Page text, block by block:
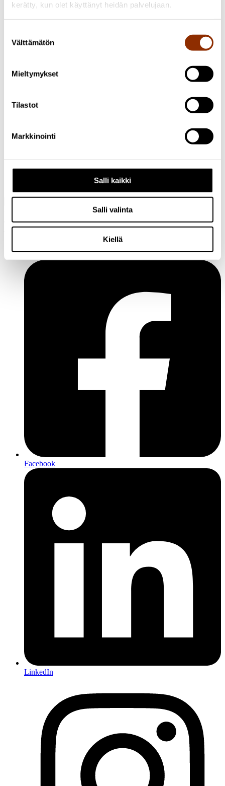
kerätty, kun olet käyttänyt heidän palvelujaan.
valinta
Välttämätön
Mieltymykset
Tilastot
Markkinointi
Salli kaikki
Salli valinta
Kiellä
tavoitteena on tarkastella, miten kulttuurituottajia on
koulutettu, miten valmistuneet ovat sijoittuneet työelämään
hetkellä tarvitaan. Lisäksi selvityksessä tarkastellaan erilaisia
osaamisen kehittämisen tapoja sekä sitä, miten oppiminen ja
toimintaympäristössä tulevaisuudessa. Selvitys perustuu
dokumenttianalyysiin, avainhenkilöiden haastatteluihin sekä
Tutkimus käynnissä
Kyvyllä määrittää aineettomien oikeuksien arvo on tärkeä
harvoin yksilöineet kaiken aineettoman omaisuutensa ja
välineet tekijänoikeusomaisuuden arvon määrittämiseen ovat
Osoite: Käenkuja 3a A, 00500 Helsinki
Sähköposti:info@cupore.fi
Puhelin:+358 10 200 9200
Facebook
LinkedIn